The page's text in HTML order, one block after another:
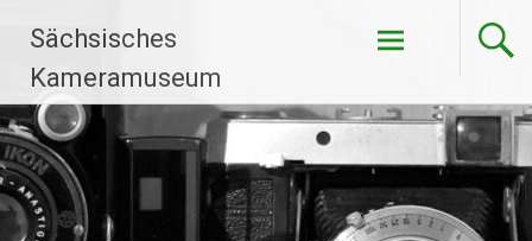
Inhalt
springen
Sächsisches
Kameramuseum